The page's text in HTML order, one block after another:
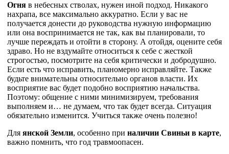
Огня в небесных стволах, нужен иной подход. Никакого
нахрапа, все максимально аккуратно. Если у вас не
получается донести до руководства нужную информацию
или она воспринимается не так, как вы планировали, то
лучше переждать и отойти в сторону. А отойдя, оцените себя
здраво. Но не вздумайте относиться к себе с жесткой
строгостью, посмотрите на себя критически и добродушно.
Если есть что исправить, планомерно исправляйте. Также
будьте внимательны относительно органов власти. Их
восприятие вас будет подобно восприятию начальства.
Поэтому: общение с ними минимизируем, требования
выполняем и… не думаем, что так будет всегда. Ситуация
обязательно изменится. Учиться также очень полезно!
Для янской Земли, особенно при наличии Свиньи в карте,
важно помнить, что год травмоопасен.